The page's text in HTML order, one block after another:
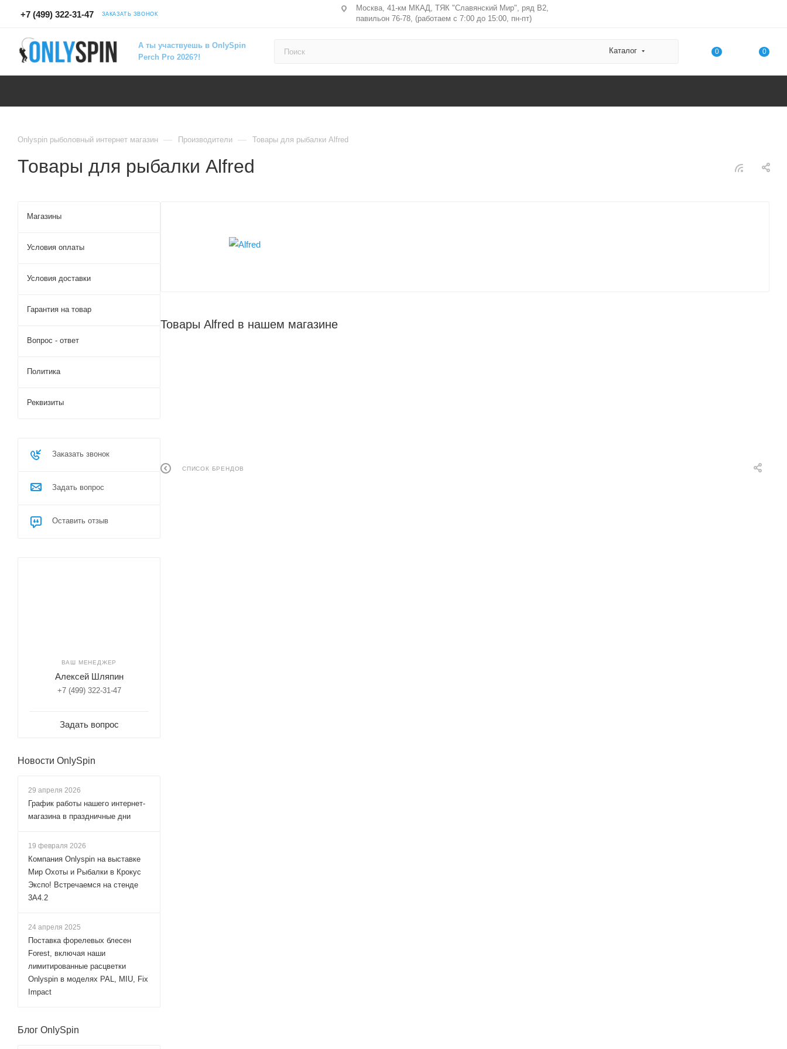
+7 (499) 322-31-47 ЗАКАЗАТЬ ЗВОНОК
Москва, 41-км МКАД, ТЯК "Славянский Мир", ряд В2,
павильон 76-78, (работаем с 7:00 до 15:00, пн-пт)
А ты участвуешь в OnlySpin
Perch Pro 2026?!
Каталог 0 0
Onlyspin рыболовный интернет магазин — Производители — Товары для рыбалки Alfred
Товары для рыбалки Alfred
Товары Alfred в нашем магазине
СПИСОК БРЕНДОВ
Магазины
Условия оплаты
Условия доставки
Гарантия на товар
Вопрос - ответ
Политика
Реквизиты
Заказать звонок
Задать вопрос
Оставить отзыв
ВАШ МЕНЕДЖЕР
Алексей Шляпин
+7 (499) 322-31-47
Задать вопрос
Новости OnlySpin
29 апреля 2026
График работы нашего интернет-
магазина в праздничные дни
19 февраля 2026
Компания Onlyspin на выставке
Мир Охоты и Рыбалки в Крокус
Экспо! Встречаемся на стенде
3А4.2
24 апреля 2025
Поставка форелевых блесен
Forest, включая наши
лимитированные расцветки
Onlyspin в моделях PAL, MIU, Fix
Impact
Блог OnlySpin